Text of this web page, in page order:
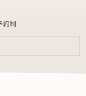
約制